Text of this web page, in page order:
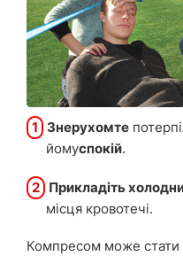
1 Знерухомте
йомуспокій.
2 Прикладіть
місця кровотечі.
Компресом може стати